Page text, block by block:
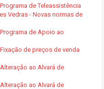
de Teleassistência
Vedras - Novas normas de
de Apoio ao
de preços de venda
ao Alvará de
ao Alvará de